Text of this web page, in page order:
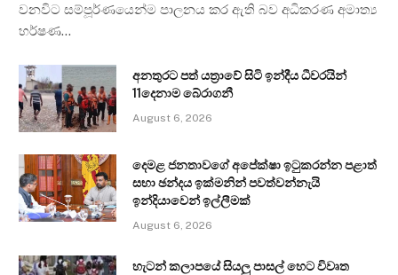
වනවිට සම්පූර්ණයෙන්ම පාලනය කර ඇති බව අධිකරණ අමාත්‍ය
හර්ෂණ…
අනතුරට පත් යත්‍රාවේ සිටි ඉන්දීය ධීවරයින්
11දෙනාම බේරාගනී
August 6, 2026
දෙමළ ජනතාවගේ අපේක්ෂා ඉටුකරන්න පළාත්
සභා ඡන්දය ඉක්මනින් පවත්වන්නැයි
ඉන්දියාවෙන් ඉල්ලීමක්
August 6, 2026
හැටන් කලාපයේ සියලු පාසල් හෙට විවෘත